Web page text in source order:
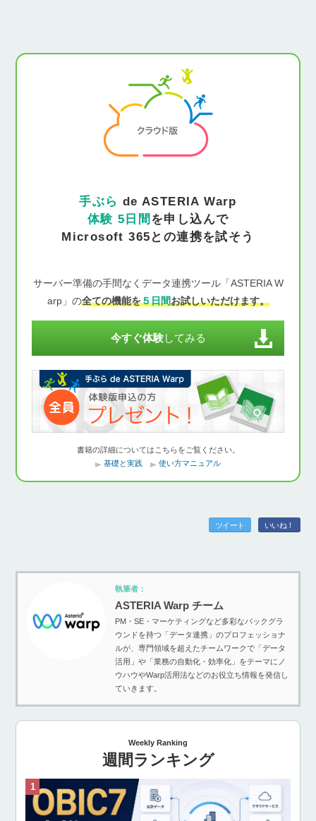
手ぶら de ASTERIA Warp
体験 5日間 を申し込んで
Microsoft 365との連携を試そう
サーバー準備の手間なくデータ連携ツール「ASTERIA W
arp」の全ての機能を５日間お試しいただけます。
今すぐ体験してみる
書籍の詳細についてはこちらをご覧ください。
基礎と実践
使い方マニュアル
ツイート いいね！
執筆者：
ASTERIA Warp チーム
PM・SE・マーケティングなど多彩なバックグラ
ウンドを持つ「データ連携」のプロフェッショナ
ルが、専門領域を超えたチームワークで「データ
活用」や「業務の自動化・効率化」をテーマにノ
ウハウやWarp活用法などのお役立ち情報を発信し
ていきます。
Weekly Ranking
週間ランキング